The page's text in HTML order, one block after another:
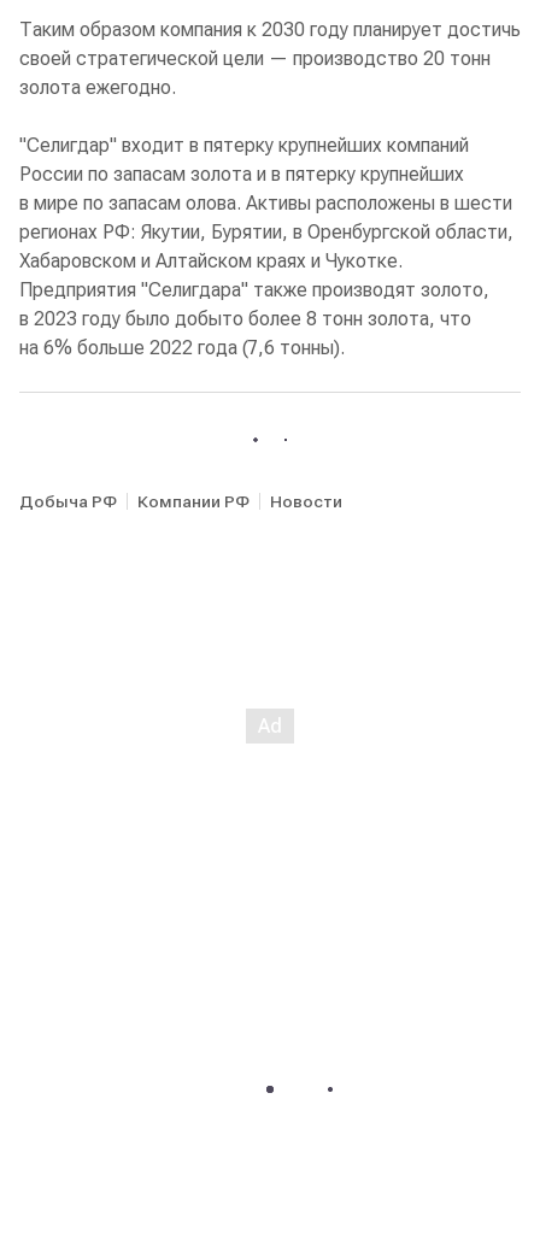
Таким образом компания к 2030 году планирует достичь
своей стратегической цели — производство 20 тонн
золота ежегодно.
"Селигдар" входит в пятерку крупнейших компаний
России по запасам золота и в пятерку крупнейших
в мире по запасам олова. Активы расположены в шести
регионах РФ: Якутии, Бурятии, в Оренбургской области,
Хабаровском и Алтайском краях и Чукотке.
Предприятия "Селигдара" также производят золото,
в 2023 году было добыто более 8 тонн золота, что
на 6% больше 2022 года (7,6 тонны).
Добыча РФ Компании РФ Новости